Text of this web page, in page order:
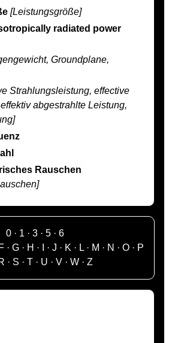
[Leistungsgröße]
radiated power
Groundplane,
Strahlungsleistung, effective
abgestrahlte Leistung,
Rauschen
0· 1 · 3· 5· 6
F · G · H · · J · K · L · M · N · O · P
· S · T· U · V· W· Z